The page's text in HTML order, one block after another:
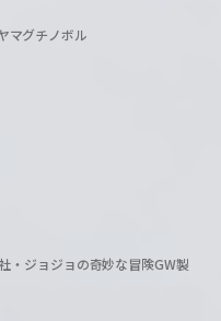
マグチノボル
・ジョジョの奇妙な冒険GW製